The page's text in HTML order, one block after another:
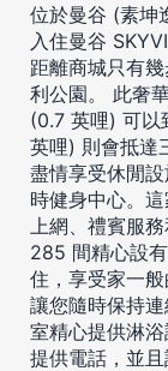
位於曼谷 (素坤
入住曼谷
距離商城只有
利公園。 此奢
(0.7 英哩) 可以
英哩) 則會抵達
盡情享受休閒
時健身中心。
上網、禮賓服
285 間精心設
住，享受家一
讓您隨時保持
室精心提供淋
提供電話，並且